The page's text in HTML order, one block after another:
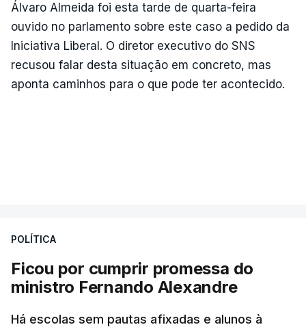
Álvaro Almeida foi esta tarde de quarta-feira
ouvido no parlamento sobre este caso a pedido da
Iniciativa Liberal. O diretor executivo do SNS
recusou falar desta situação em concreto, mas
aponta caminhos para o que pode ter acontecido.
POLÍTICA
Ficou por cumprir promessa do
ministro Fernando Alexandre
Há escolas sem pautas afixadas e alunos à